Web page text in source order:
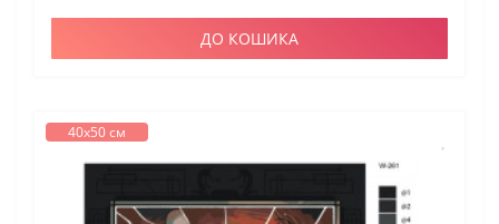
ДО КОШИКА
40х50 см